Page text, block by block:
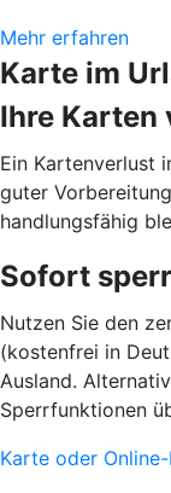
Mehr erfahren
Karte im
Ihre Karten
Ein Kartenverlust
guter
handlungsfähig
Sofort
Nutzen Sie den
(kostenfrei in
Ausland.
Sperrfunktionen
Karte oder